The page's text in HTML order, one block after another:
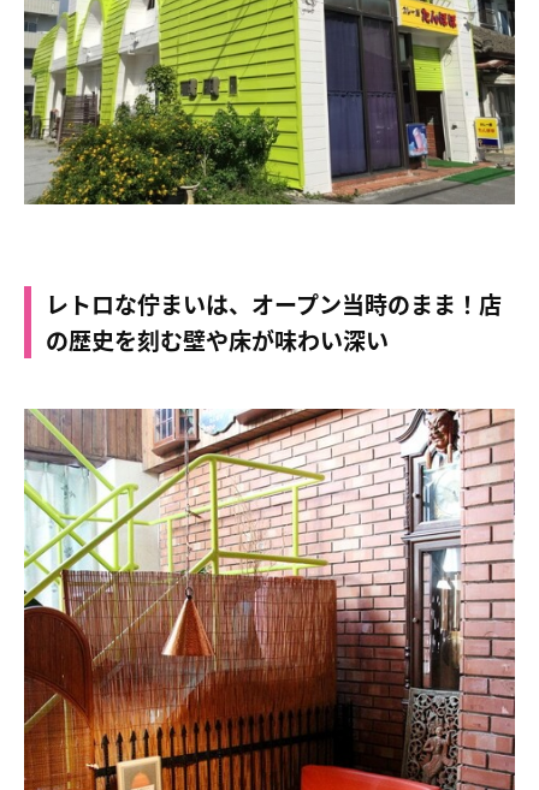
レトロな佇まいは、オープン当時のまま！店
の歴史を刻む壁や床が味わい深い